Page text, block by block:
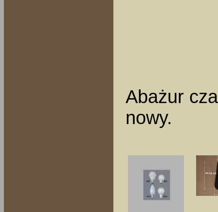
Abażur
nowy.